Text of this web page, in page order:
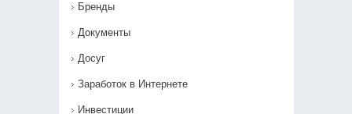
Бренды
Документы
Досуг
Заработок в Интернете
Инвестиции